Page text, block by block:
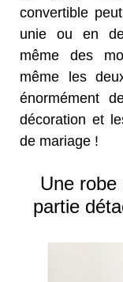
convertible
unie ou en
même des
même les
énormément
décoration et
de mariage !
Une robe
partie